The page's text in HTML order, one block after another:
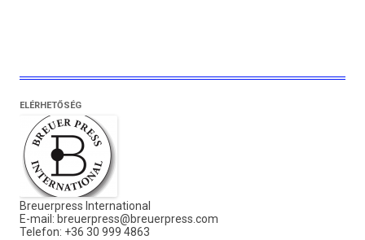
ELÉRHETŐSÉG
Breuerpress International
E-mail: breuerpress@breuerpress.com
Telefon: +36 30 999 4863